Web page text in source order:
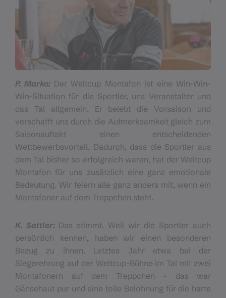
P. Marko: Der Weltcup Montafon ist eine Win-Win-
Win-Situation für die Sportler, uns Veranstalter und
das Tal allgemein. Er belebt die Vorsaison und
verschafft uns durch die Aufmerksamkeit gleich zum
Saisonauftakt einen entscheidenden
Wettbewerbsvorteil. Dadurch, dass die Sportler aus
dem Tal bisher so erfolgreich waren, hat der Weltcup
Montafon für uns zusätzlich eine ganz emotionale
Bedeutung. Wir feiern alle ganz anders mit, wenn ein
Montafoner auf dem Treppchen steht.
K. Sattler: Das stimmt. Weil wir die Sportler auch
persönlich kennen, haben wir einen besonderen
Bezug zu ihnen. Letztes Jahr etwa bei der
Siegerehrung auf der Weltcup-Bühne im Tal mit zwei
Montafonern auf dem Treppchen – das war
Gänsehaut pur und eine tolle Belohnung für die harte